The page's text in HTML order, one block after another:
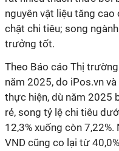
nguyên vật liệu tăng
chặt chi tiêu; song
trưởng tốt.
Theo Báo cáo Thị
năm 2025, do iPos.vn
thực hiện, dù năm 2025
rẻ, song tỷ lệ chi tiêu
12,3% xuống còn
VND cũng co lại từ